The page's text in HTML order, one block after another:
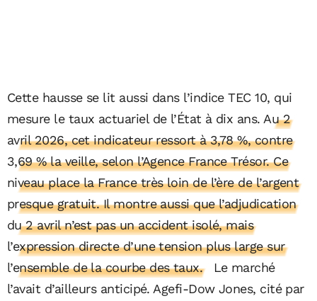
Cette hausse se lit aussi dans l’indice TEC 10, qui
mesure le taux actuariel de l’État à dix ans. Au 2
avril 2026, cet indicateur ressort à 3,78 %, contre
3,69 % la veille, selon l’Agence France Trésor. Ce
niveau place la France très loin de l’ère de l’argent
presque gratuit. Il montre aussi que l’adjudication
du 2 avril n’est pas un accident isolé, mais
l’expression directe d’une tension plus large sur
l’ensemble de la courbe des taux.
Le marché
l’avait d’ailleurs anticipé. Agefi-Dow Jones, cité par